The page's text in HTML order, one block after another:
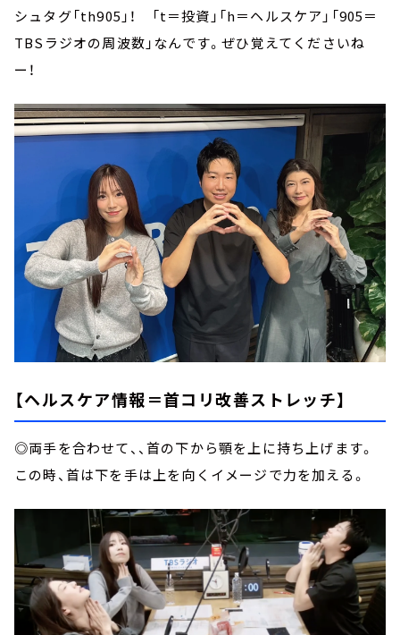
シュタグ「th905」！ 「t＝投資」「h＝ヘルスケア」「905＝
TBSラジオの周波数」なんです。ぜひ覚えてくださいね
ー！
【ヘルスケア情報＝首コリ改善ストレッチ】
◎両手を合わせて、、首の下から顎を上に持ち上げます。
この時、首は下を手は上を向くイメージで力を加える。